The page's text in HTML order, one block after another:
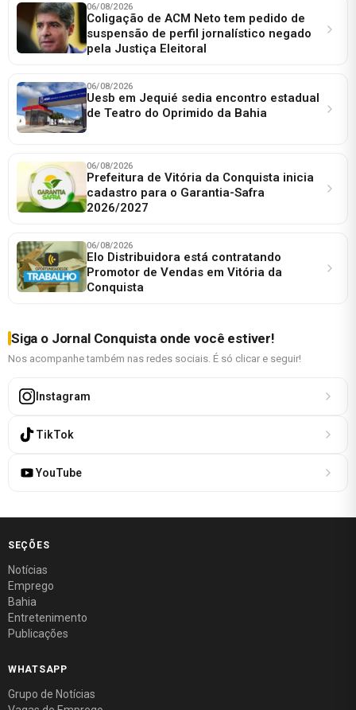
06/08/2026
Coligação de ACM Neto tem pedido de
suspensão de perfil jornalístico negado
pela Justiça Eleitoral
06/08/2026
Uesb em Jequié sedia encontro estadual
de Teatro do Oprimido da Bahia
06/08/2026
Prefeitura de Vitória da Conquista inicia
cadastro para o Garantia-Safra
2026/2027
06/08/2026
Elo Distribuidora está contratando
Promotor de Vendas em Vitória da
Conquista
Siga o Jornal Conquista onde você estiver!
Nos acompanhe também nas redes sociais. É só clicar e seguir!
Instagram
TikTok
YouTube
SEÇÕES
Notícias
Emprego
Bahia
Entretenimento
Publicações
WHATSAPP
Grupo de Notícias